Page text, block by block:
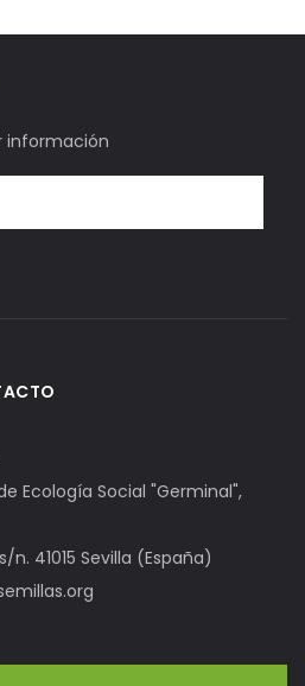
información
Ecología Social "Germinal",
41015 Sevilla (España)